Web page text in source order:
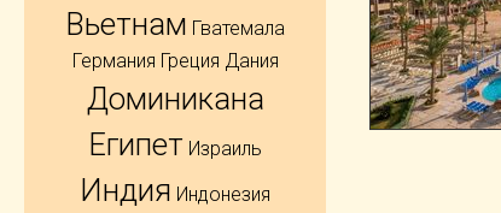
Вьетнам Гватемала
Германия Греция Дания
Доминикана
Египет Израиль
Индия Индонезия